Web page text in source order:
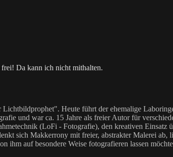
Da kann ich nicht mithalten.
Heute führt der ehemalige
und war ca. 15 Jahre als freier Autor für
(LoFi - Fotografie), den kreativen Einsatz
sich Makkerrony mit freier, abstrakter Malerei ab,
ihm auf besondere Weise fotografieren lassen